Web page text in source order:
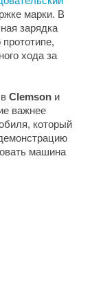
марки. В
зарядка
хода за
Clemson и
важнее
который
машина